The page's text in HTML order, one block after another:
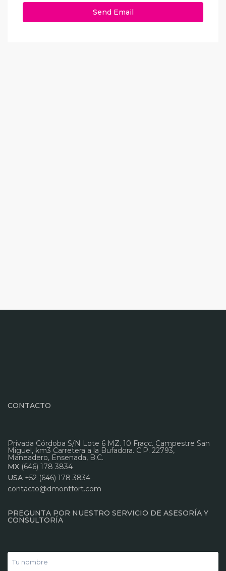
CONTACTO
Privada Córdoba S/N Lote 6 MZ. 10 Fracc. Campestre San
Miguel, km3 Carretera a la Bufadora. C.P. 22793,
Maneadero, Ensenada, B.C.
MX (646) 178 3834
USA +52 (646) 178 3834
contacto@dmontfort.com
PREGUNTA POR NUESTRO SERVICIO DE ASESORÍA Y
CONSULTORÍA